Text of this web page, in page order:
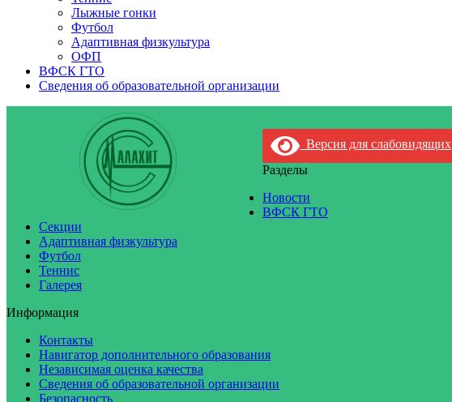
Лыжные гонки
Футбол
Адаптивная физкультура
ОФП
ВФСК ГТО
Сведения об образовательной организации
Версия для слабовидящих
Разделы
Новости
ВФСК ГТО
Секции
Адаптивная физкультура
Футбол
Теннис
Галерея
Информация
Контакты
Навигатор дополнительного образования
Независимая оценка качества
Сведения об образовательной организации
Безопасность